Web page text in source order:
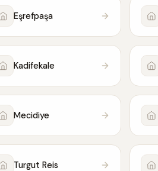
Eşrefpaşa
Kadifekale
Mecidiye
Turgut Reis